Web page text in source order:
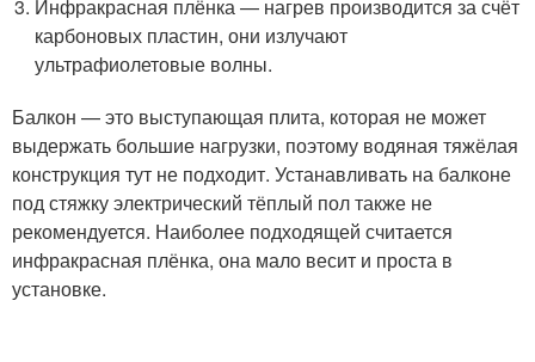
Инфракрасная плёнка — нагрев производится за счёт
карбоновых пластин, они излучают
ультрафиолетовые волны.
Балкон — это выступающая плита, которая не может
выдержать большие нагрузки, поэтому водяная тяжёлая
конструкция тут не подходит. Устанавливать на балконе
под стяжку электрический тёплый пол также не
рекомендуется. Наиболее подходящей считается
инфракрасная плёнка, она мало весит и проста в
установке.